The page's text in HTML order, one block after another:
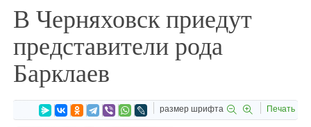
В Черняховск приедут
представители рода
Барклаев
размер шрифта Печать